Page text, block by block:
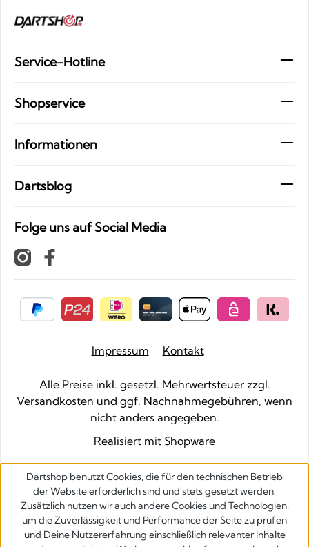
Service-Hotline
Shopservice
Informationen
Dartsblog
Folge uns auf Social Media
Impressum Kontakt
Alle Preise inkl. gesetzl. Mehrwertsteuer zzgl.
Versandkosten und ggf. Nachnahmegebühren, wenn
nicht anders angegeben.
Realisiert mit Shopware
Dartshop benutzt Cookies, die für den technischen Betrieb
der Website erforderlich sind und stets gesetzt werden.
Zusätzlich nutzen wir auch andere Cookies und Technologien,
um die Zuverlässigkeit und Performance der Seite zu prüfen
und Deine Nutzererfahrung einschließlich relevanter Inhalte